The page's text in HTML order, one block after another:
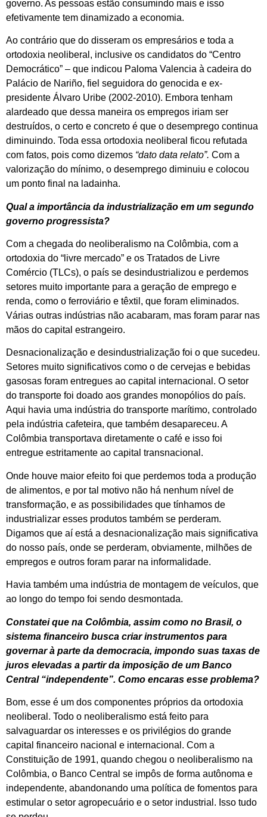
governo. As pessoas estão consumindo mais e isso
efetivamente tem dinamizado a economia.
Ao contrário que do disseram os empresários e toda a
ortodoxia neoliberal, inclusive os candidatos do “Centro
Democrático” – que indicou Paloma Valencia à cadeira do
Palácio de Nariño, fiel seguidora do genocida e ex-
presidente Álvaro Uribe (2002-2010). Embora tenham
alardeado que dessa maneira os empregos iriam ser
destruídos, o certo e concreto é que o desemprego continua
diminuindo. Toda essa ortodoxia neoliberal ficou refutada
com fatos, pois como dizemos “dato data relato”. Com a
valorização do mínimo, o desemprego diminuiu e colocou
um ponto final na ladainha.
Qual a importância da industrialização em um segundo
governo progressista?
Com a chegada do neoliberalismo na Colômbia, com a
ortodoxia do “livre mercado” e os Tratados de Livre
Comércio (TLCs), o país se desindustrializou e perdemos
setores muito importante para a geração de emprego e
renda, como o ferroviário e têxtil, que foram eliminados.
Várias outras indústrias não acabaram, mas foram parar nas
mãos do capital estrangeiro.
Desnacionalização e desindustrialização foi o que sucedeu.
Setores muito significativos como o de cervejas e bebidas
gasosas foram entregues ao capital internacional. O setor
do transporte foi doado aos grandes monopólios do país.
Aqui havia uma indústria do transporte marítimo, controlado
pela indústria cafeteira, que também desapareceu. A
Colômbia transportava diretamente o café e isso foi
entregue estritamente ao capital transnacional.
Onde houve maior efeito foi que perdemos toda a produção
de alimentos, e por tal motivo não há nenhum nível de
transformação, e as possibilidades que tínhamos de
industrializar esses produtos também se perderam.
Digamos que aí está a desnacionalização mais significativa
do nosso país, onde se perderam, obviamente, milhões de
empregos e outros foram parar na informalidade.
Havia também uma indústria de montagem de veículos, que
ao longo do tempo foi sendo desmontada.
Constatei que na Colômbia, assim como no Brasil, o
sistema financeiro busca criar instrumentos para
governar à parte da democracia, impondo suas taxas de
juros elevadas a partir da imposição de um Banco
Central “independente”. Como encaras esse problema?
Bom, esse é um dos componentes próprios da ortodoxia
neoliberal. Todo o neoliberalismo está feito para
salvaguardar os interesses e os privilégios do grande
capital financeiro nacional e internacional. Com a
Constituição de 1991, quando chegou o neoliberalismo na
Colômbia, o Banco Central se impôs de forma autônoma e
independente, abandonando uma política de fomentos para
estimular o setor agropecuário e o setor industrial. Isso tudo